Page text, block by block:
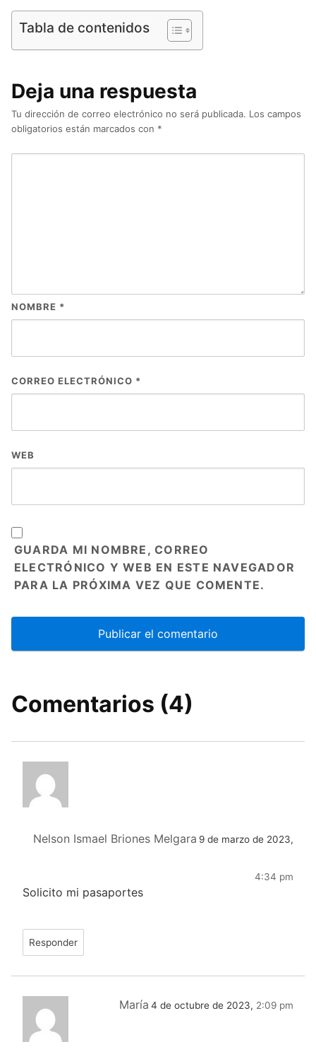
Tabla de contenidos
Deja una respuesta
Tu dirección de correo electrónico no será publicada. Los campos
obligatorios están marcados con *
NOMBRE *
CORREO ELECTRÓNICO *
WEB
GUARDA MI NOMBRE, CORREO
ELECTRÓNICO Y WEB EN ESTE NAVEGADOR
PARA LA PRÓXIMA VEZ QUE COMENTE.
Comentarios (4)
Nelson Ismael Briones Melgara 9 de marzo de 2023,
4:34 pm
Solicito mi pasaportes
Responder
María 4 de octubre de 2023, 2:09 pm